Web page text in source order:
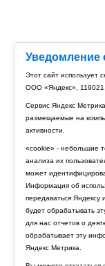
Уведомление
Этот сайт использует
ООО «Яндекс»,
Сервис Яндекс
размещаемые на
активности.
«cookie» - небольшие
анализа их
может
Информация об
передаваться
будет обрабатывать
для нас отчетов о
обрабатывает эту
Яндекс Метрика.